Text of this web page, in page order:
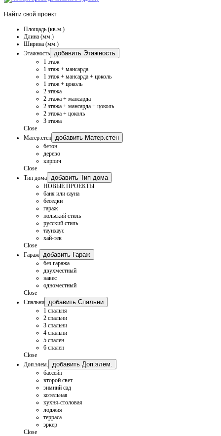
Найти свой проект
Площадь (кв.м.)
Длина (мм.)
Ширина (мм.)
Этажность
добавить Этажность
1 этаж
1 этаж + мансарда
1 этаж + мансарда + цоколь
1 этаж + цоколь
2 этажа
2 этажа + мансарда
2 этажа + мансарда + цоколь
2 этажа + цоколь
3 этажа
Close
Матер.стен
добавить Матер.стен
бетон
дерево
кирпич
Close
Тип дома
добавить Тип дома
НОВЫЕ ПРОЕКТЫ
баня или сауна
беседки
гараж
польский стиль
русский стиль
таунхаус
хай-тек
Close
Гараж
добавить Гараж
без гаража
двухместный
навес
одноместный
Close
Спальни
добавить Спальни
1 спальня
2 спальни
3 спальни
4 спальни
5 спален
6 спален
Close
Доп.элем.
добавить Доп.элем.
бассейн
второй свет
зимний сад
котельная
кухня-столовая
лоджия
терраса
эркер
Close